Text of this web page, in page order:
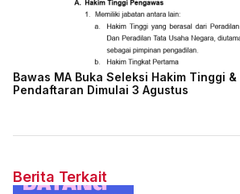
Bawas MA Buka Seleksi Hakim Tinggi &
Pendaftaran Dimulai 3 Agustus
Berita Terkait